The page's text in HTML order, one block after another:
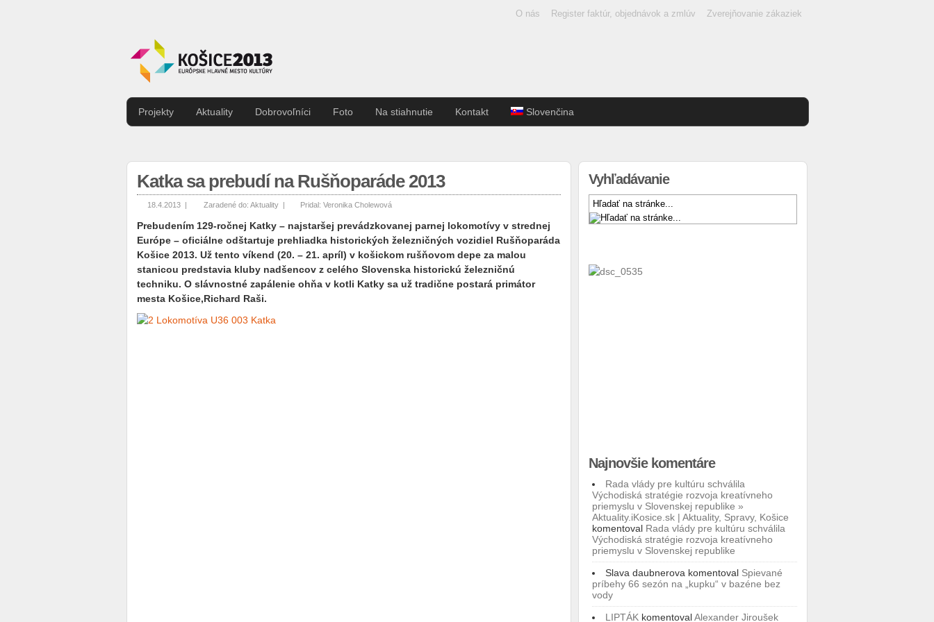
O nás Register faktúr, objednávok a zmlúv Zverejňovanie zákaziek
Projekty Aktuality Dobrovoľníci Foto Na stiahnutie Kontakt Slovenčina
Katka sa prebudí na Rušňoparáde 2013
18.4.2013 | Zaradené do: Aktuality | Pridal: Veronika Cholewová
Prebudením 129-ročnej Katky – najstaršej prevádzkovanej parnej lokomotívy v strednej
Európe – oficiálne odštartuje prehliadka historických železničných vozidiel Rušňoparáda
Košice 2013. Už tento víkend (20. – 21. apríl) v košickom rušňovom depe za malou
stanicou predstavia kluby nadšencov z celého Slovenska historickú železničnú
techniku. O slávnostné zapálenie ohňa v kotli Katky sa už tradične postará primátor
mesta Košice,Richard Raši.
Vyhľadávanie
Najnovšie komentáre
Rada vlády pre kultúru schválila
Východiská stratégie rozvoja kreatívneho
priemyslu v Slovenskej republike »
Aktuality.iKosice.sk | Aktuality, Spravy, Košice
komentoval Rada vlády pre kultúru schválila
Východiská stratégie rozvoja kreatívneho
priemyslu v Slovenskej republike
Slava daubnerova komentoval Spievané
príbehy 66 sezón na „kupku“ v bazéne bez
vody
LIPTÁK komentovalAlexander Jiroušek